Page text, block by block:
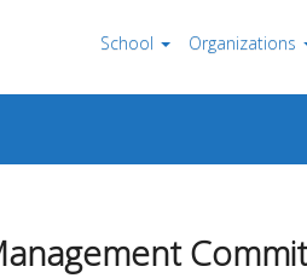
School Organizations